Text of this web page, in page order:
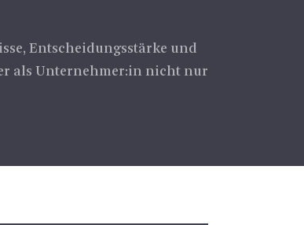
Entscheidungsstärke und
als Unternehmer:in nicht nur